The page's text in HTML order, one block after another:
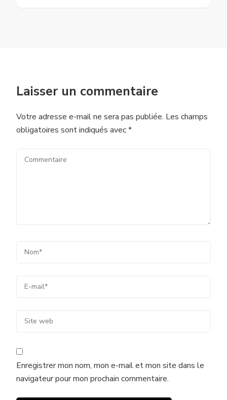
Laisser un commentaire
Votre adresse e-mail ne sera pas publiée. Les champs
obligatoires sont indiqués avec*
Enregistrer mon nom, mon e-mail et mon site dans le
navigateur pour mon prochain commentaire.